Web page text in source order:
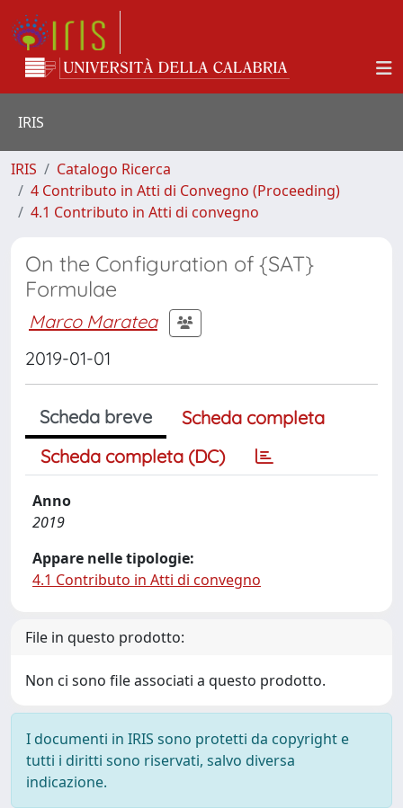
IRIS
IRIS
Catalogo Ricerca
4 Contributo in Atti di Convegno (Proceeding)
4.1 Contributo in Atti di convegno
On the Configuration of {SAT}
Formulae
Marco Maratea
2019-01-01
Scheda breve
Scheda completa
Scheda completa (DC)
Anno
2019
Appare nelle tipologie:
4.1 Contributo in Atti di convegno
File in questo prodotto:
Non ci sono file associati a questo prodotto.
I documenti in IRIS sono protetti da copyright e
tutti i diritti sono riservati, salvo diversa
indicazione.